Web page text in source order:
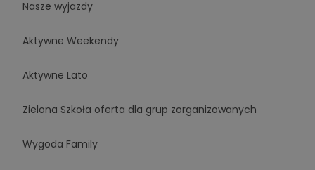
Nasze wyjazdy
Aktywne Weekendy
Aktywne Lato
Zielona Szkoła oferta dla grup zorganizowanych
Wygoda Family